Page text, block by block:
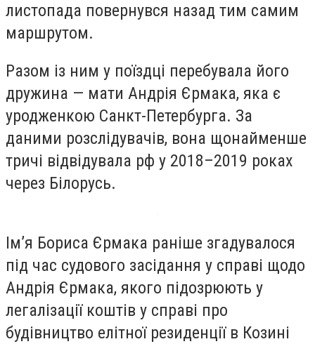
листопада повернувся назад тим самим
маршрутом.
Разом із ним у поїздці перебувала його
дружина — мати Андрія Єрмака, яка є
уродженкою Санкт-Петербурга. За
даними розслідувачів, вона щонайменше
тричі відвідувала рф у 2018–2019 роках
через Білорусь.
Ім’я Бориса Єрмака раніше згадувалося
під час судового засідання у справі щодо
Андрія Єрмака, якого підозрюють у
легалізації коштів у справі про
будівництво елітної резиденції в Козині